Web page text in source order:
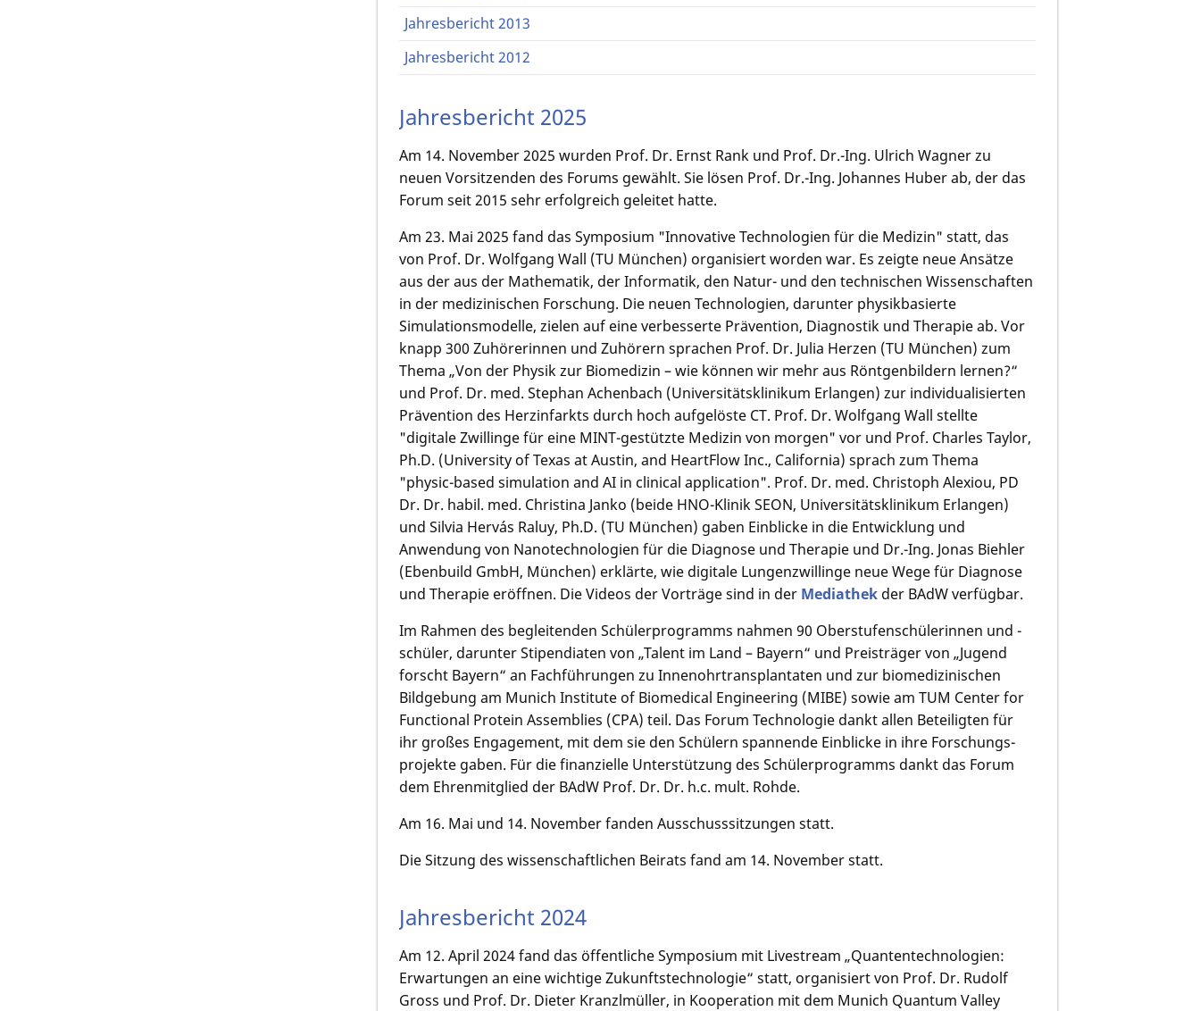
Jahresbericht 2013
Jahresbericht 2012
Jahresbericht 2025
Am 14. November 2025 wurden Prof. Dr. Ernst Rank und Prof. Dr.-Ing. Ulrich Wagner zu
neuen Vorsitzen­den des Forums gewählt. Sie lösen Prof. Dr.-Ing. Johannes Huber ab, der das
Forum seit 2015 sehr erfolgreich geleitet hatte.
Am 23. Mai 2025 fand das Symposium "Innovative Technologien für die Medizin" statt, das
von Prof. Dr. Wolfgang Wall (TU München) organisiert worden war. Es zeigte neue Ansätze
aus der aus der Mathema­tik, der Informatik, den Natur- und den technischen Wissenschaf­ten
in der medizini­schen Forschung. Die neuen Technolo­gien, darunter physikbasier­te
Simulationsmo­delle, zielen auf eine verbesserte Prävention, Diagnostik und Therapie ab. Vor
knapp 300 Zuhörerin­nen und Zuhörern sprachen Prof. Dr. Julia Herzen (TU München) zum
Thema „Von der Physik zur Biomedizin – wie können wir mehr aus Röntgenbil­dern lernen?“
und Prof. Dr. med. Stephan Achenbach (Universitäts­klini­kum Erlangen) zur individuali­sier­ten
Prävention des Herzinfarkts durch hoch aufgelöste CT. Prof. Dr. Wolfgang Wall stellte
"digitale Zwillinge für eine MINT-gestützte Medizin von morgen" vor und Prof. Charles Taylor,
Ph.D. (University of Texas at Austin, and HeartFlow Inc., California) sprach zum Thema
"physic-based simulation and AI in clinical application". Prof. Dr. med. Christoph Alexiou, PD
Dr. Dr. habil. med. Christina Janko (beide HNO-Klinik SEON, Universitäts­klini­kum Erlangen)
und Silvia Hervás Raluy, Ph.D. (TU München) gaben Einblicke in die Entwicklung und
Anwendung von Nanotechnolo­gien für die Diagnose und Therapie und Dr.-Ing. Jonas Biehler
(Ebenbuild GmbH, München) erklärte, wie digitale Lungen­zwillin­ge neue Wege für Diagnose
und Therapie eröffnen. Die Videos der Vorträge sind in der Mediathek der BAdW verfügbar.
Im Rahmen des begleiten­den Schülerpro­gramms nahmen 90 Oberstufen­schülerin­nen und -
schüler, darunter Stipendia­ten von „Talent im Land – Bayern“ und Preisträger von „Jugend
forscht Bayern“ an Fachführun­gen zu Innenohr­transplanta­ten und zur biomedizini­schen
Bildgebung am Munich Institute of Biomedical Engineering (MIBE) sowie am TUM Center for
Functional Protein Assemblies (CPA) teil. Das Forum Technologie dankt allen Beteilig­ten für
ihr großes Engagement, mit dem sie den Schülern spannende Einblicke in ihre Forschungs­
projekte gaben. Für die finanzielle Unterstüt­zung des Schülerpro­gramms dankt das Forum
dem Ehrenmit­glied der BAdW Prof. Dr. Dr. h.c. mult. Rohde.
Am 16. Mai und 14. November fanden Ausschuss­sitzun­gen statt.
Die Sitzung des wissen­schaftli­chen Beirats fand am 14. November statt.
Jahresbericht 2024
Am 12. April 2024 fand das öffentliche Symposium mit Livestream „Quantentechno­logien:
Erwartungen an eine wichtige Zukunftstechno­logie“ statt, organisiert von Prof. Dr. Rudolf
Gross und Prof. Dr. Dieter Kranzlmüller, in Kooperation mit dem Munich Quantum Valley